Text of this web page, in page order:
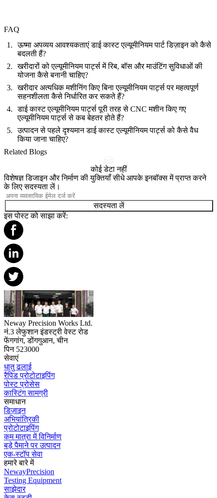
FAQ
ऊष्मा अपव्यय आवश्यकताएं डाई कास्ट एल्यूमीनियम पार्ट डिज़ाइन को कैसे
बदलती हैं?
खरीदारों को एल्यूमीनियम पार्ट्स में रिब, बॉस और माउंटिंग सुविधाओं की
योजना कैसे बनानी चाहिए?
खरीदार अत्यधिक मशीनिंग किए बिना एल्यूमीनियम पार्ट्स पर महत्वपूर्ण
सहनशीलता कैसे निर्धारित कर सकते हैं?
डाई कास्ट एल्यूमीनियम पार्ट्स पूरी तरह से CNC मशीन किए गए
एल्यूमीनियम पार्ट्स से कब बेहतर होते हैं?
उत्पादन से पहले दृश्यमान डाई कास्ट एल्यूमीनियम पार्ट्स को कैसे वैध
किया जाना चाहिए?
Related Blogs
कोई डेटा नहीं
विशेषज्ञ डिजाइन और निर्माण की युक्तियाँ सीधे आपके इनबॉक्स में प्राप्त करने
के लिए सदस्यता लें।
सदस्यता लें
इस पोस्ट को साझा करें:
Neway Precision Works Ltd.
नं.3 लेफुशान इंडस्ट्री वेस्ट रोड
फेंगगांग, डोंगगुआन, चीन
पिन 523000
सेवाएं
धातु ढलाई
रैपिड प्रोटोटाइपिंग
पोस्ट प्रोसेस
कास्टिंग सामग्री
समाधान
डिज़ाइन
अभियांत्रिकी
प्रोटोटाइपिंग
कम मात्रा में विनिर्माण
बड़े पैमाने पर उत्पादन
एक-स्टॉप सेवा
हमारे बारे में
NewayPrecision
Testing Equipment
साझेदार